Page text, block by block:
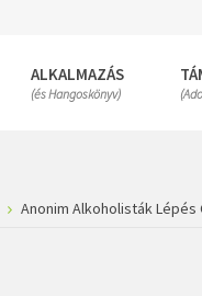
ALKALMAZÁS
(és Hangoskönyv)
Anonim Alkoholisták